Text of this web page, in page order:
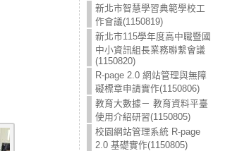
新北市智慧學習典範學校工
作會議(1150819)
新北市115學年度高中職暨國
中小資訊組長業務聯繫會議
(1150820)
R-page 2.0 網站管理與無障
礙標章申請實作(1150806)
教育大數據－ 教育資料平臺
使用介紹研習(1150805)
校園網站管理系統 R-page
2.0 基礎實作(1150805)